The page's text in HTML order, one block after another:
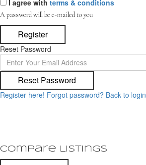
I agree with terms & conditions
A password will be e-mailed to you
Register
Reset Password
Reset Password
Register here! Forgot password? Back to login
Compare Listings